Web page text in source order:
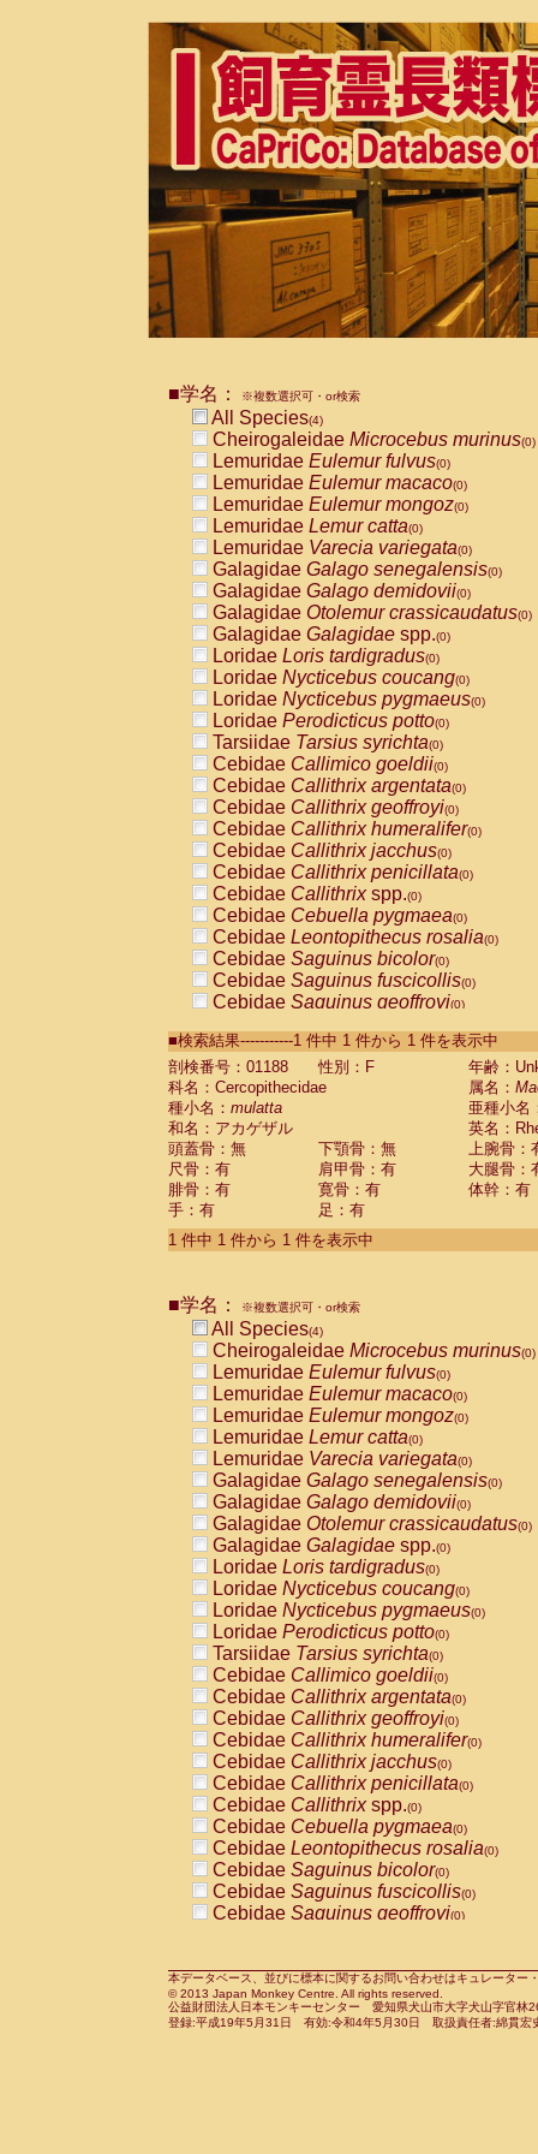
■学名： ※複数選択可・or検索
All Species(4)
Cheirogaleidae Microcebus murinus(0)
Lemuridae Eulemur fulvus(0)
Lemuridae Eulemur macaco(0)
Lemuridae Eulemur mongoz(0)
Lemuridae Lemur catta(0)
Lemuridae Varecia variegata(0)
Galagidae Galago senegalensis(0)
Galagidae Galago demidovii(0)
Galagidae Otolemur crassicaudatus(0)
Galagidae Galagidae spp.(0)
Loridae Loris tardigradus(0)
Loridae Nycticebus coucang(0)
Loridae Nycticebus pygmaeus(0)
Loridae Perodicticus potto(0)
Tarsiidae Tarsius syrichta(0)
Cebidae Callimico goeldii(0)
Cebidae Callithrix argentata(0)
Cebidae Callithrix geoffroyi(0)
Cebidae Callithrix humeralifer(0)
Cebidae Callithrix jacchus(0)
Cebidae Callithrix penicillata(0)
Cebidae Callithrixspp.(0)
Cebidae Cebuella pygmaea(0)
Cebidae Leontopithecus rosalia(0)
Cebidae Saguinus bicolor(0)
Cebidae Saguinus fuscicollis(0)
Cebidae Saguinus geoffroyi(0)
CebidaeSaguinus labiatus(0)
Cebidae Saguinus leucopus (0)
CebidaeSaguinus midas
Cebidae
CebidaeSaguinus nigricollis (1)
Cebidae Saguinus oedipus
Cebidae Saguinus weddelli
Cebidae Saguinusspp.
Cebidae Aotus trivirgatus
Cebidae Cebus albifrons
CebidaeCebus nigrivittatus
CebidaeCebus
CebidaeSaimiri boliviensis(0)
CebidaeSaimiri sciureus(0)
AtelidaeAlouatta caraya(0)
AtelidaeAlouatta fusca(0)
AtelidaeAlouatta seniculus
AtelidaeAlouattaspp.(0)
AtelidaeAteles belzebuth(0)
AtelidaeAteles geoffroyi(0)
AtelidaeAteles paniscus(0)
AtelidaeAtelesspp.(0)
Atelidae Lagothrix lagothricha
AtelidaeLagothrix lagothricha cana
PitheciidaeCacajao calvus
PitheciidaeCallicebus cupreus
PitheciidaeCallicebus donacophilus
PitheciidaeCallicebus moloch
PitheciidaeCallicebus torquatus
PitheciidaeCallicebusspp.(0)
PitheciidaeChiropotes satanas(0)
PitheciidaePithecia monachus
PitheciidaePithecia pithecia(0)
CercopithecidaeCercocebus agilis
CercopithecidaeCercocebus
CercopithecidaeCercocebus
CercopithecidaeCercocebus
CercopithecidaeCercocebus
CercopithecidaeCercocebushybrid
CercopithecidaePapio anubis(0)
CercopithecidaePapio cynocephalus
CercopithecidaePapio hamadryas(0)
■検索結果-----------1 件中 1 件から 1 件を表示中
剖検番号：01188
性別：F
年齢：
科名：Cercopithecidae
属名：
種小名： mulatta
亜種小名
和名：アカゲザル
英名：
頭蓋骨：無
下顎骨：無
上腕骨：
尺骨：有
肩甲骨：有
大腿骨：
腓骨：有
寛骨：有
体幹：有
手：有
足：有
1 件中 1 件から 1 件を表示中
■学名： ※複数選択可・or検索
All Species(4)
Cheirogaleidae Microcebus murinus(0)
Lemuridae Eulemur fulvus(0)
Lemuridae Eulemur macaco(0)
Lemuridae Eulemur mongoz(0)
Lemuridae Lemur catta(0)
Lemuridae Varecia variegata(0)
Galagidae Galago senegalensis(0)
Galagidae Galago demidovii(0)
Galagidae Otolemur crassicaudatus(0)
Galagidae Galagidae spp.(0)
Loridae Loris tardigradus(0)
Loridae Nycticebus coucang(0)
Loridae Nycticebus pygmaeus(0)
Loridae Perodicticus potto(0)
Tarsiidae Tarsius syrichta(0)
Cebidae Callimico goeldii(0)
Cebidae Callithrix argentata(0)
Cebidae Callithrix geoffroyi(0)
Cebidae Callithrix humeralifer(0)
Cebidae Callithrix jacchus(0)
Cebidae Callithrix penicillata(0)
Cebidae Callithrixspp.(0)
Cebidae Cebuella pygmaea(0)
Cebidae Leontopithecus rosalia(0)
Cebidae Saguinus bicolor(0)
Cebidae Saguinus fuscicollis(0)
Cebidae Saguinus geoffroyi(0)
CebidaeSaguinus leucopus(0)
CebidaeSaguinus midas(0)
Cebidae Saguinus mystax(0)
本データベース、並びに標本に関するお問い合わせはキュレータ
© 2013 Japan Monkey Centre. All rights reserved.
公益財団法人日本モンキーセンター 愛知県犬山市大字犬山字官
登録:平成19年5月31日 有効:令和4年5月30日 取扱責任者:綿貫宏